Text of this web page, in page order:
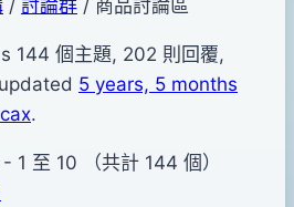
/ 討論群 / 商品討論區
144 個主題, 202 則回覆,
5 years, 5 months
.
1 至 10 （共計 144 個）